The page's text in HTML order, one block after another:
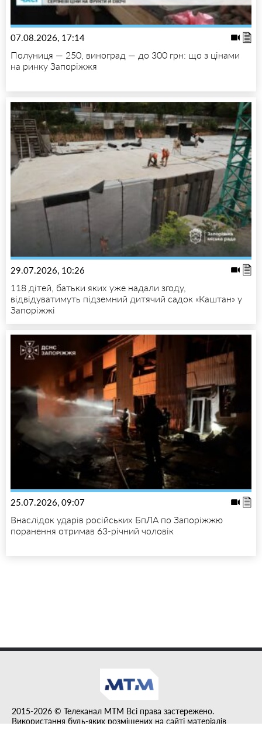
07.08.2026, 17:14
Полуниця — 250, виноград — до 300 грн: що з цінами
на ринку Запоріжжя
29.07.2026, 10:26
118 дітей, батьки яких уже надали згоду,
відвідуватимуть підземний дитячий садок «Каштан» у
Запоріжжі
25.07.2026, 09:07
Внаслідок ударів російських БпЛА по Запоріжжю
поранення отримав 63-річний чоловік
2015-2026 © Телеканал MTM Всі права застережено.
Використання будь-яких розміщених на сайті матеріалів